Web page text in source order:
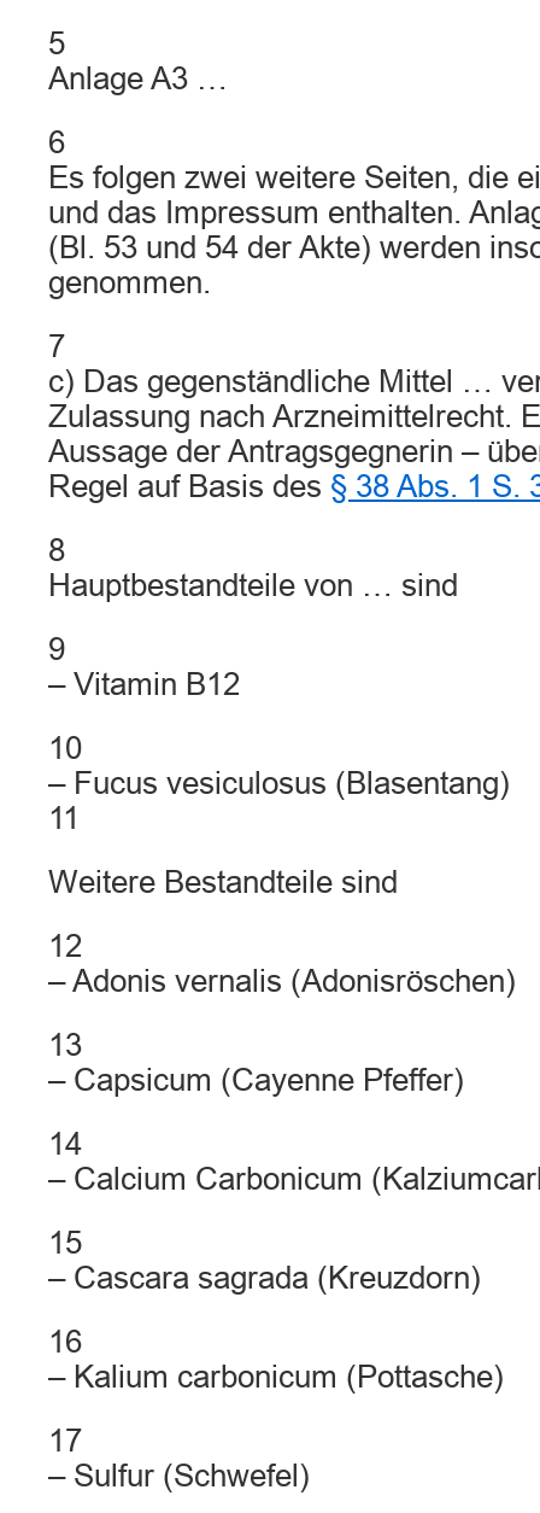
5
Anlage A3 …
6
Es folgen zwei weitere Seiten, die
und das Impressum enthalten.
(Bl. 53 und 54 der Akte) werden
genommen.
7
c) Das gegenständliche Mittel …
Zulassung nach Arzneimittelrecht.
Aussage der Antragsgegnerin –
Regel auf Basis des § 38 Abs. 1 S.
8
Hauptbestandteile von … sind
9
– Vitamin B12
10
– Fucus vesiculosus (Blasentang)
11
Weitere Bestandteile sind
12
– Adonis vernalis (Adonisröschen)
13
– Capsicum (Cayenne Pfeffer)
14
– Calcium Carbonicum
15
– Cascara sagrada (Kreuzdorn)
16
– Kalium carbonicum (Pottasche)
17
– Sulfur (Schwefel)